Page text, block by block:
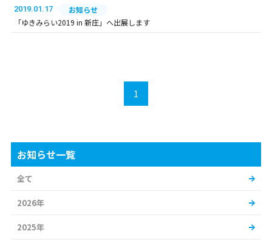
2019.01.17
お知らせ
「ゆきみらい2019 in 新庄」へ出展します
1
お知らせ一覧
全て
2026年
2025年